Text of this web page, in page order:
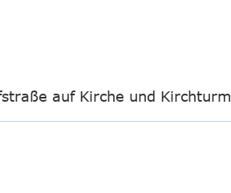
auf Kirche und Kirchturm